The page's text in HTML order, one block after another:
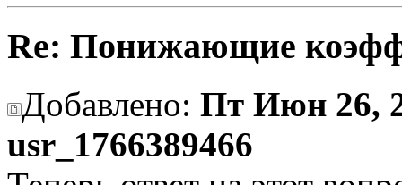
Re: Понижающие
Добавлено: Пт Июн 26,
usr_1766389466